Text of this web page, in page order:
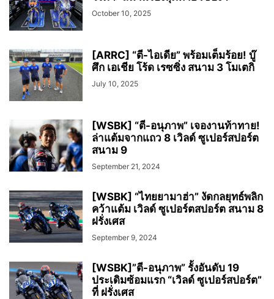
October 10, 2025
[ARRC] “ตี-ไอเดีย” พร้อมเต็มร้อย! บู๊
ศึก เอเชีย โร้ด เรซซิ่ง สนาม 3 โมเตกิ
July 10, 2025
[WSBK] “ตี-อนุภาพ” เจองานท้าทาย!
ล่าแต้มจากแถว 8 เวิลด์ ซูเปอร์สปอร์ต
สนาม 9
September 21, 2024
[WSBK] “ไทยยามาฮ่า” งัดกลยุทธ์พลิก
คว้าแต้ม เวิลด์ ซูเปอร์ตสปอร์ต สนาม 8
ฝรั่งเศส
September 9, 2024
[WSBK]”ตี-อนุภาพ” รั้งอันดับ 19
ประเดิมซ้อมแรก “เวิลด์ ซูเปอร์สปอร์ต”
ที่ ฝรั่งเศส